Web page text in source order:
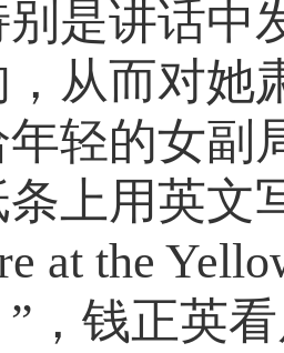
是讲话中
，从而对她
年轻的女副
上用英文
at the
，钱正英